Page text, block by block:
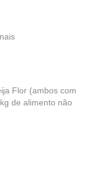
Flor (ambos com
de alimento não